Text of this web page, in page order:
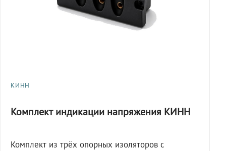
КИНН
Комплект индикации напряжения КИНН
Комплект из трёх опорных изоляторов с